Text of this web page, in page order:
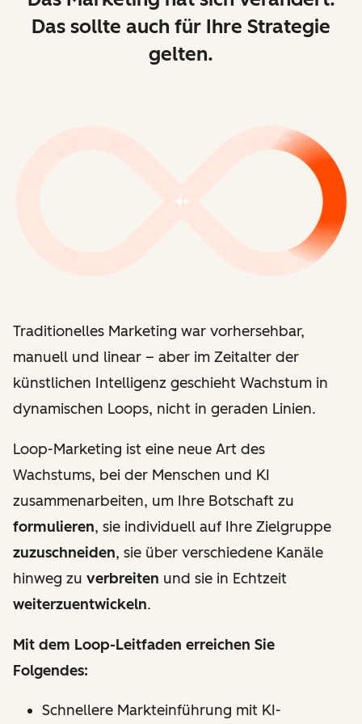
Das sollte auch für Ihre Strategie
gelten.
Traditionelles Marketing war vorhersehbar,
manuell und linear – aber im Zeitalter der
künstlichen Intelligenz geschieht Wachstum in
dynamischen Loops, nicht in geraden Linien.
Loop-Marketing ist eine neue Art des
Wachstums, bei der Menschen und KI
zusammenarbeiten, um Ihre Botschaft zu
formulieren, sie individuell auf Ihre Zielgruppe
zuzuschneiden, sie über verschiedene Kanäle
hinweg zu verbreiten und sie in Echtzeit
weiterzuentwickeln.
Mit dem Loop-Leitfaden erreichen Sie
Folgendes:
Schnellere Markteinführung mit KI-